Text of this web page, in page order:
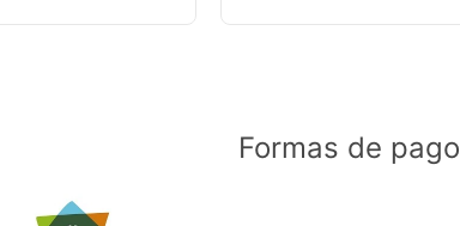
Formas de pago